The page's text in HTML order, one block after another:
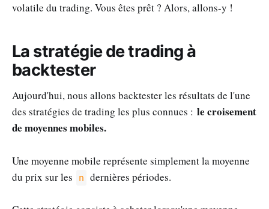
volatile du trading. Vous êtes prêt ? Alors, allons-y !
La stratégie de trading à
backtester
Aujourd'hui, nous allons backtester les résultats de l'une
des stratégies de trading les plus connues : le croisement
de moyennes mobiles.
Une moyenne mobile représente simplement la moyenne
du prix sur les
n dernières périodes.